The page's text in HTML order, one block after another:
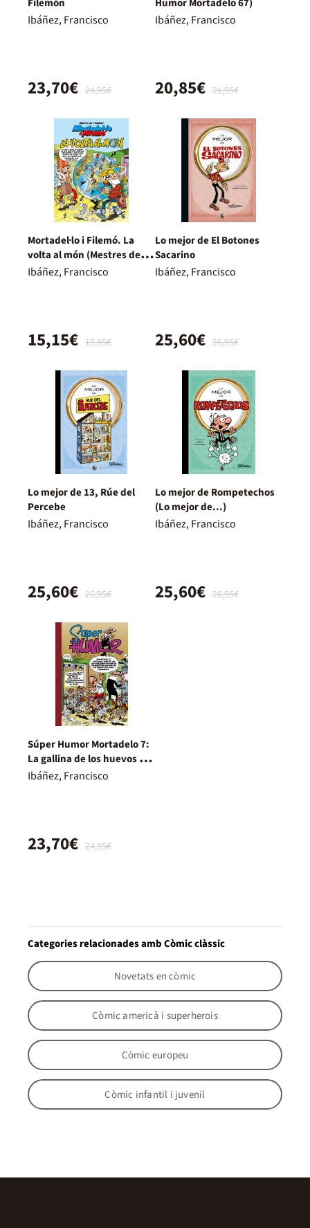
Filemón
Ibáñez, Francisco
24,95€
23,70€
Humor Mortadelo 67)
Ibáñez, Francisco
21,95€
20,85€
Mortadel·lo i Filemó. La
volta al món (Mestres de
l'Humor 214)
Ibáñez, Francisco
15,95€
15,15€
Lo mejor de El Botones
Sacarino
Ibáñez, Francisco
26,95€
25,60€
Lo mejor de 13, Rúe del
Percebe
Ibáñez, Francisco
26,95€
25,60€
Lo mejor de Rompetechos
(Lo mejor de...)
Ibáñez, Francisco
26,95€
25,60€
Súper Humor Mortadelo 7:
La gallina de los huevos de
oro, El brujo, Tete Cohete,
Ibáñez, Francisco
24,95€
23,70€
Categories relacionades amb Còmic clàssic
Novetats en còmic
Còmic americà i superherois
Còmic europeu
Còmic infantil i juvenil